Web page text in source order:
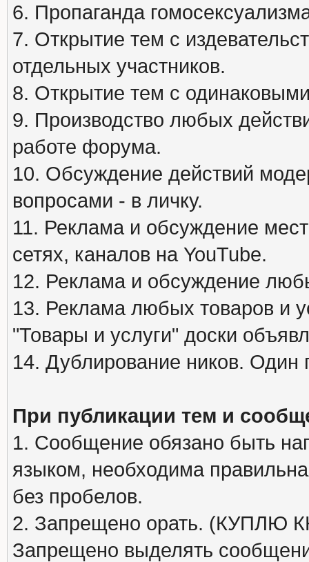
6. Пропаганда
7. Открытие тем с
отдельных участников.
8. Открытие тем с
9. Производство любых
работе форума.
10. Обсуждение действий
вопросами - в личку.
11. Реклама и обсуждение
сетях, каналов на YouTube.
12. Реклама и обсуждение
13. Реклама любых товаров и
"Товары и услуги" доски
14. Дублирование ников. Один
При публикации тем и
1. Сообщение обязано быть
языком, необходима
без пробелов.
2. Запрещено орать. (КУПЛЮ
Запрещено выделять